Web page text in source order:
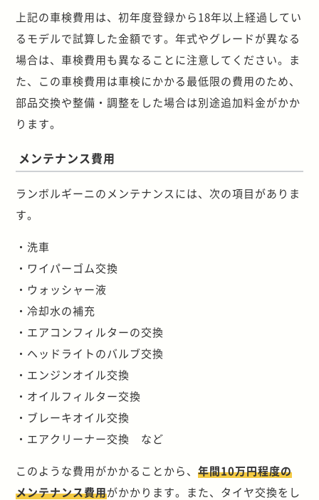
上記の車検費用は、初年度登録から18年以上経過してい
るモデルで試算した金額です。年式やグレードが異なる
場合は、車検費用も異なることに注意してください。ま
た、この車検費用は車検にかかる最低限の費用のため、
部品交換や整備・調整をした場合は別途追加料金がかか
ります。
メンテナンス費用
ランボルギーニのメンテナンスには、次の項目がありま
す。
・洗車
・ワイパーゴム交換
・ウォッシャー液
・冷却水の補充
・エアコンフィルターの交換
・ヘッドライトのバルブ交換
・エンジンオイル交換
・オイルフィルター交換
・ブレーキオイル交換
・エアクリーナー交換 など
このような費用がかかることから、年間10万円程度の
メンテナンス費用がかかります。また、タイヤ交換をし